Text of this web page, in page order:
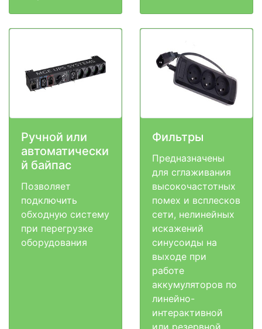
Ручной или
автоматически
й байпас
Позволяет
подключить
обходную систему
при перегрузке
оборудования
Фильтры
Предназначены
для сглаживания
высокочастотных
помех и всплесков
сети, нелинейных
искажений
синусоиды на
выходе при
работе
аккумуляторов по
линейно-
интерактивной
или резервной